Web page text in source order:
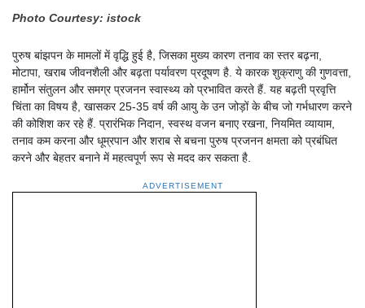
Photo Courtesy: istock
पुरुष बांझपन के मामलों में वृद्धि हुई है, जिसका मुख्य कारण तनाव का स्तर बढ़ना,
मोटापा, खराब जीवनशैली और बढ़ता पर्यावरण प्रदूषण है. ये कारक शुक्राणु की गुणवत्ता,
हार्मोन संतुलन और समग्र प्रजनन स्वास्थ्य को प्रभावित करते हैं. यह बढ़ती प्रवृत्ति
चिंता का विषय है, खासकर 25-35 वर्ष की आयु के उन जोड़ों के बीच जो गर्भधारण करने
की कोशिश कर रहे हैं. प्रारंभिक निदान, स्वस्थ वजन बनाए रखना, नियमित व्यायाम,
तनाव कम करना और धूम्रपान और शराब से बचना पुरुष प्रजनन क्षमता को प्रबंधित
करने और बेहतर बनाने में महत्वपूर्ण रूप से मदद कर सकता है.
ADVERTISEMENT